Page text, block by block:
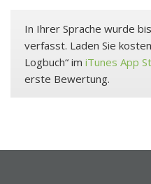
In Ihrer Sprache wurde
verfasst. Laden Sie
Logbuch“ im iTunes App
erste Bewertung.